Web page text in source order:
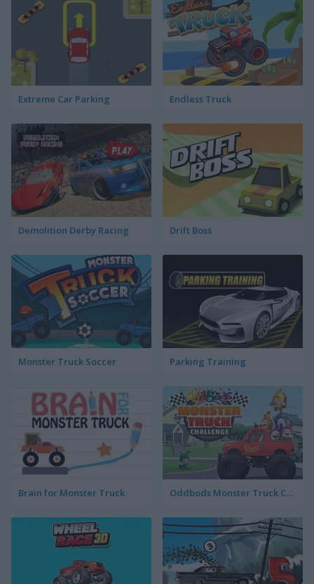
Extreme Car Parking Endless Truck
Demolition Derby Racing Drift Boss
Monster Truck Soccer Parking Training
Brain for Monster Truck Oddbods Monster Truck Challenge